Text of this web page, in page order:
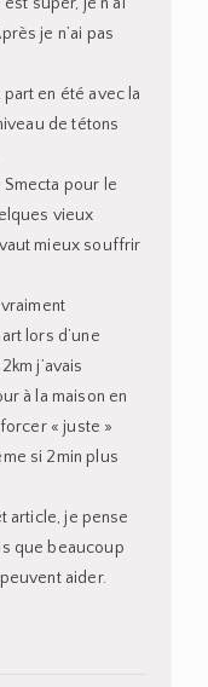
2018
il existe des
des aromes
je dirais lol 😉 !!
lire
On est tous
une très grande
de règles sont
pommes.
du sport
et encore un
dur, mais on fait